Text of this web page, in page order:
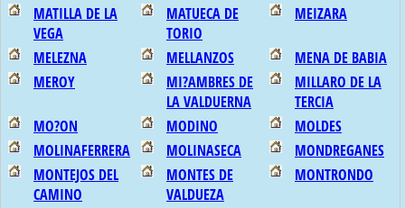
MATILLA DE LA
VEGA
MATUECA DE
TORIO
MEIZARA
MELEZNA MELLANZOS
MENA DE BABIA
MEROY
MI?AMBRES DE
LA VALDUERNA
MILLARO DE LA
TERCIA
MO?ON
MODINO
MOLDES
MOLINAFERRERA
MOLINASECA
MONDREGANES
MONTEJOS DEL
CAMINO
MONTES DE
VALDUEZA
MONTRONDO